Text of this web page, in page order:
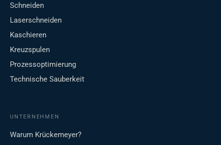
Schneiden
Laserschneiden
Kaschieren
Kreuzspulen
Prozessoptimierung
Technische Sauberkeit
UNTERNEHMEN
Warum Krückemeyer?